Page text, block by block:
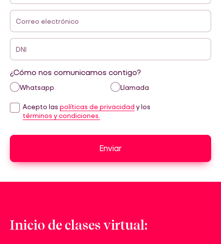
Correo electrónico
DNI
¿Cómo nos comunicamos contigo?
Whatsapp Llamada
Acepto las políticas de privacidad y los
términos y condiciones.
Enviar
Inicio de clases virtual: